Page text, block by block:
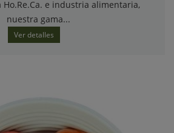
Ho.Re.Ca. e industria alimentaria,
nuestra gama...
Ver detalles